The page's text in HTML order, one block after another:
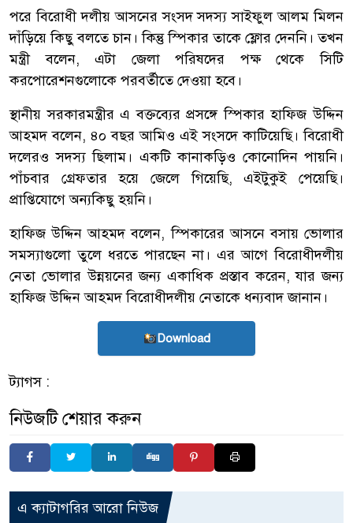
পরে বিরোধী দলীয় আসনের সংসদ সদস্য সাইফুল আলম মিলন
দাঁড়িয়ে কিছু বলতে চান। কিন্তু স্পিকার তাকে ফ্লোর দেননি। তখন
মন্ত্রী বলেন, এটা জেলা পরিষদের পক্ষ থেকে সিটি
করপোরেশনগুলোকে পরবর্তীতে দেওয়া হবে।
স্থানীয় সরকারমন্ত্রীর এ বক্তব্যের প্রসঙ্গে স্পিকার হাফিজ উদ্দিন
আহমদ বলেন, ৪০ বছর আমিও এই সংসদে কাটিয়েছি। বিরোধী
দলেরও সদস্য ছিলাম। একটি কানাকড়িও কোনোদিন পায়নি।
পাঁচবার গ্রেফতার হয়ে জেলে গিয়েছি, এইটুকুই পেয়েছি।
প্রাপ্তিযোগে অন্যকিছু হয়নি।
হাফিজ উদ্দিন আহমদ বলেন, স্পিকারের আসনে বসায় ভোলার
সমস্যাগুলো তুলে ধরতে পারছেন না। এর আগে বিরোধীদলীয়
নেতা ভোলার উন্নয়নের জন্য একাধিক প্রস্তাব করেন, যার জন্য
হাফিজ উদ্দিন আহমদ বিরোধীদলীয় নেতাকে ধন্যবাদ জানান।
Download
ট্যাগস :
নিউজটি শেয়ার করুন
এ ক্যাটাগরির আরো নিউজ